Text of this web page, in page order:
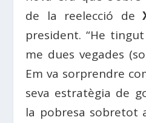
de la reelecció de
president. “He
me dues vegades
Em va sorprendre
seva estratègia de
la pobresa sobretot